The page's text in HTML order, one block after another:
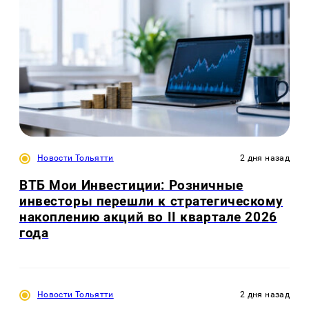
Новости Тольятти 2 дня назад
ВТБ Мои Инвестиции: Розничные
инвесторы перешли к стратегическому
накоплению акций во II квартале 2026
года
Новости Тольятти 2 дня назад